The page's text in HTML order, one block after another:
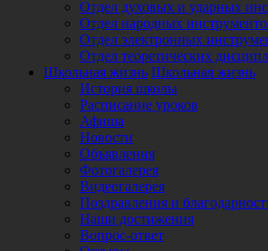
Отдел духовых и ударных
Отдел народных
Отдел электронных
Отдел теоретических
Школьная жизнь Школьная жизнь
История школы
Расписание уроков
Афиша
Новости
Объявления
Фотогалерея
Видеогалерея
Поздравления и
Наши достижения
Вопрос-ответ